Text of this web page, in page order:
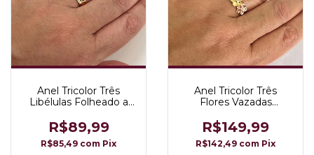
Anel Tricolor Três
Libélulas Folheado a
R$89,99
R$85,49 com Pix
Anel Tricolor Três
Flores Vazadas
R$149,99
R$142,49 com Pix